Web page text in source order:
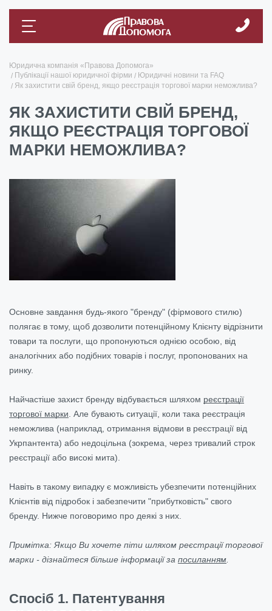
Юридична компанія «Правова Допомога»
Публікації нашої юридичної фірми
Юридичні новини та FAQ
Як захистити свій бренд, якщо реєстрація торгової марки неможлива?
ЯК ЗАХИСТИТИ СВІЙ БРЕНД,
ЯКЩО РЕЄСТРАЦІЯ ТОРГОВОЇ
МАРКИ НЕМОЖЛИВА?
Основне завдання будь-якого "бренду" (фірмового стилю)
полягає в тому, щоб дозволити потенційному Клієнту відрізнити
товари та послуги, що пропонуються однією особою, від
аналогічних або подібних товарів і послуг, пропонованих на
ринку.
Найчастіше захист бренду відбувається шляхом реєстрації
торгової марки . Але бувають ситуації, коли така реєстрація
неможлива (наприклад, отримання відмови в реєстрації від
Укрпантента) або недоцільна (зокрема, через тривалий строк
реєстрації або високі мита).
Навіть в такому випадку є можливість убезпечити потенційних
Клієнтів від підробок і забезпечити "прибутковість" свого
бренду. Нижче поговоримо про деякі з них.
Примітка: Якщо Ви хочете піти шляхом реєстрації торгової
марки - дізнайтеся більше інформації за посиланням
Спосіб 1. Патентування